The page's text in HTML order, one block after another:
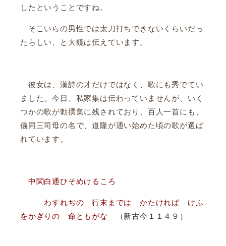
したということですね。
そこいらの男性では太刀打ちできないくらいだっ
たらしい、と大鏡は伝えています。
彼女は、漢詩の才だけではなく、歌にも秀でてい
ました。今日、私家集は伝わっていませんが、いく
つかの歌が勅撰集に残されており、百人一首にも、
儀同三司母の名で、道隆が通い始めた頃の歌が選ば
れています。
中関白通ひそめけるころ
わすれぢの 行末までは かたければ けふ
をかぎりの 命ともがな
（新古今１１４９）